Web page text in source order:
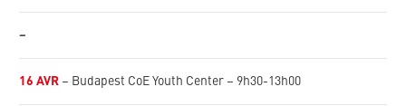
–
16 AVR – Budapest CoE Youth Center – 9h30-13h00